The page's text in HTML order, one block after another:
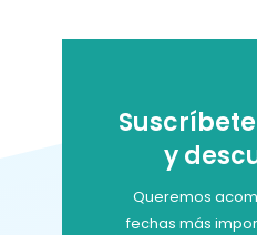
y
Queremos
fechas más